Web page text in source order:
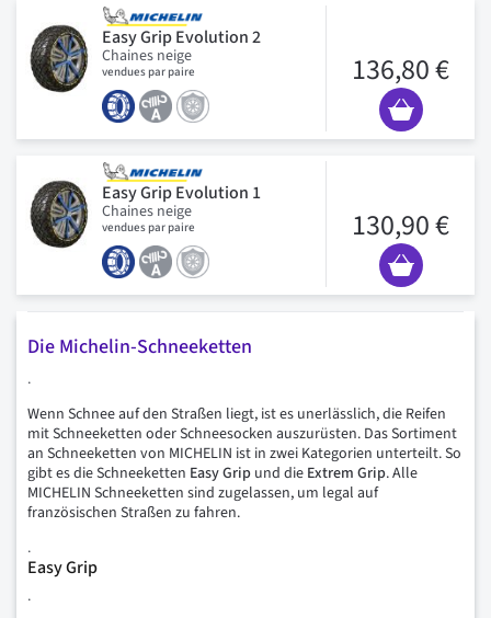
Easy Grip Evolution 2
Chaines neige
vendues par paire 136,80 €
Easy Grip Evolution 1
Chaines neige
vendues par paire 130,90 €
Die Michelin-Schneeketten
.
Wenn Schnee auf den Straßen liegt, ist es unerlässlich, die Reifen
mit Schneeketten oder Schneesocken auszurüsten. Das Sortiment
an Schneeketten von MICHELIN ist in zwei Kategorien unterteilt. So
gibt es die Schneeketten Easy Grip und die Extrem Grip. Alle
MICHELIN Schneeketten sind zugelassen, um legal auf
französischen Straßen zu fahren.
.
Easy Grip
.